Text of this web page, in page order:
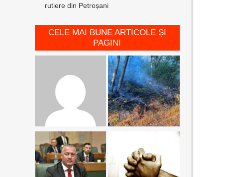
rutiere din Petroșani
CELE MAI BUNE ARTICOLE ȘI
PAGINI